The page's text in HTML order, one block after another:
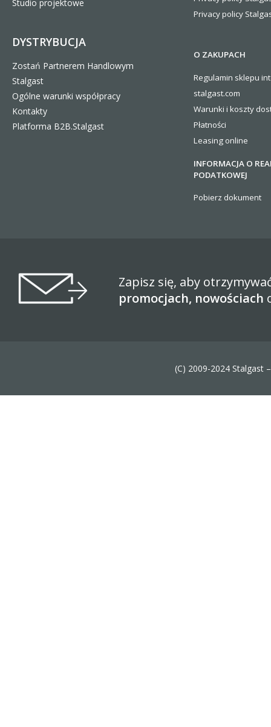
Studio projektowe
DYSTRYBUCJA
Zostań Partnerem Handlowym
Stalgast
Ogólne warunki współpracy
Kontakty
Platforma B2B.Stalgast
Privacy policy
O ZAKUPACH
Regulamin sklepu
stalgast.com
Warunki i koszty
Płatności
Leasing online
INFORMACJA O
PODATKOWEJ
Pobierz dokument
Zapisz się, aby
promocjach, nowościach
(C) 2009-2024 Stalgast